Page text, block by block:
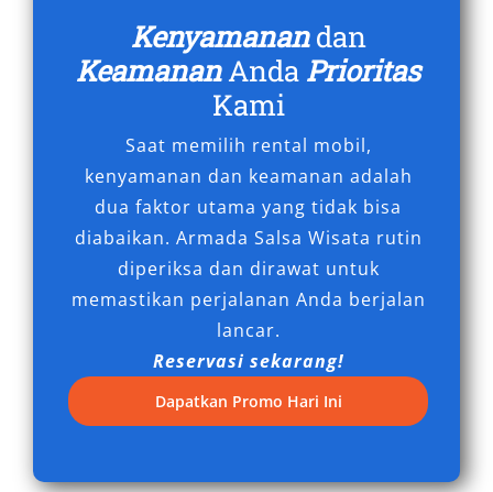
menjadikan rental Pajero Sidoarjo pilihan
strategis untuk kebutuhan profesional.
6. Fleksibilitas Layanan untuk
Berbagai Kebutuhan
Penyedia layanan seperti Salsa Wisata
menghadirkan opsi sewa harian 24 jam, rental
bulanan, serta paket-paket perjalanan dengan
harga yang kompetitif. Unit-unit yang tersedia
adalah keluaran terbaru, dirawat rutin, dan
siap pakai kapan saja. Anda juga dapat memilih
antara rental Pajero Sidoarjo murah untuk
kebutuhan hemat, atau premium dengan
Kenyamanandan
KeamananAnda Prioritas
Kami
Saat memilih rental mobil,
kenyamanan dan keamanan adalah
dua faktor utama yang tidak bisa
diabaikan. Armada Salsa Wisata rutin
diperiksa dan dirawat untuk
memastikan perjalanan Anda berjalan
lancar.
Reservasi sekarang!
Dapatkan Promo Hari Ini